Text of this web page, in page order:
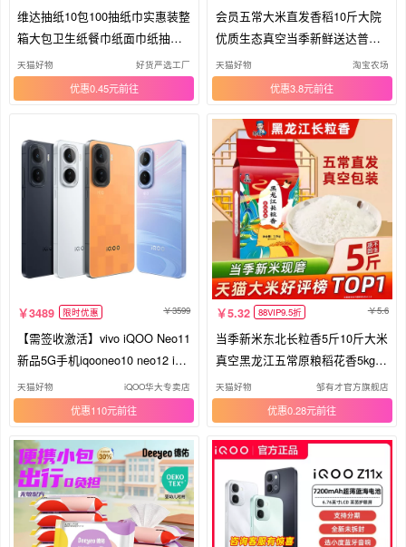
维达抽纸10包100抽纸巾实惠装整
箱大包卫生纸餐巾纸面巾纸抽家
用
天猫好物 好货严选工厂
优惠0.45元
会员五常大米直发香稻10斤大院
优质生态真空当季新鲜送达普通
米饭
天猫好物 淘宝农场
优惠3.8元
3489 限时优惠 3599
【需签收激活】vivo iQOO Neo11
新品5G手机iqooneo10 neo12 iqo
oneo11pro vivo官方官网iqneo11
爱酷neo11
天猫好物 iQOO华大专卖店
优惠110元
5.32 88VIP9.5折 5.6
当季新米东北长粒香5斤10斤大米
真空黑龙江五常原粮稻花香5kg香
米
天猫好物 邹有才官方旗舰店
优惠0.28元